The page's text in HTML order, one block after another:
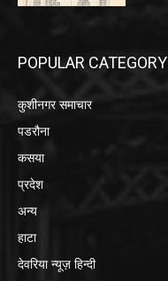
POPULAR CATEGORY
कुशीनगर समाचार
पडरौना
कसया
प्रदेश
अन्य
हाटा
देवरिया न्यूज़ हिन्दी